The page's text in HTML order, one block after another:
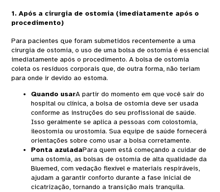
1. Após a cirurgia de ostomia (imediatamente após o
procedimento)
Para pacientes que foram submetidos recentemente a uma
cirurgia de ostomia, o uso de uma bolsa de ostomia é essencial
imediatamente após o procedimento. A bolsa de ostomia
coleta os resíduos corporais que, de outra forma, não teriam
para onde ir devido ao estoma.
Quando usarA partir do momento em que você sair do
hospital ou clínica, a bolsa de ostomia deve ser usada
conforme as instruções do seu profissional de saúde.
Isso geralmente se aplica a pessoas com colostomia,
ileostomia ou urostomia. Sua equipe de saúde fornecerá
orientações sobre como usar a bolsa corretamente.
Ponta azuladaPara quem está começando a cuidar de
uma ostomia, as bolsas de ostomia de alta qualidade da
Bluemed, com vedação flexível e materiais respiráveis,
ajudam a garantir conforto durante a fase inicial de
cicatrização, tornando a transição mais tranquila.